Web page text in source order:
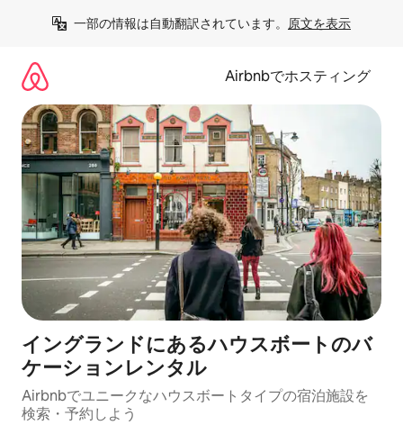
一部の情報は自動翻訳されています。 原文を表示
Airbnbでホスティング
イングランドにあるハウスボートのバ
ケーションレンタル
Airbnbでユニークなハウスボートタイプの宿泊施設を
検索・予約しよう